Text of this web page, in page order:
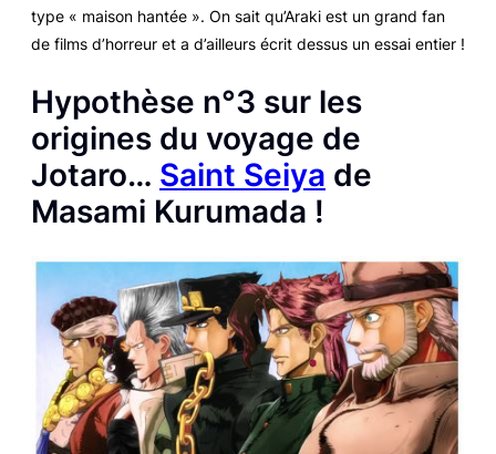
type « maison hantée ». On sait qu’Araki est un grand fan
de films d’horreur et a d’ailleurs écrit dessus un essai entier !
Hypothèse n°3 sur les
origines du voyage de
Jotaro… Saint Seiya de
Masami Kurumada !